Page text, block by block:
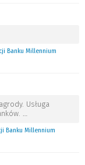
Banku Millennium
Usługa
…
Banku Millennium